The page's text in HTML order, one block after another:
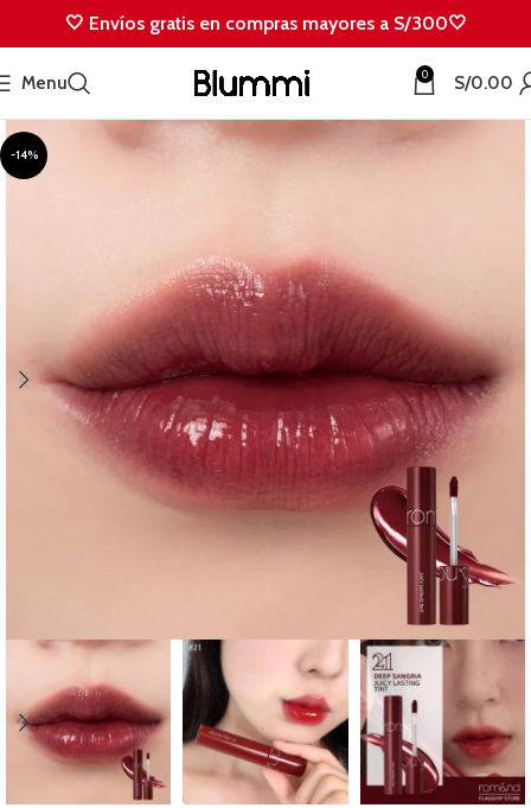
🤍 Envíos gratis en compras mayores a S/300🤍
Menu 0 S/0.00
-14%